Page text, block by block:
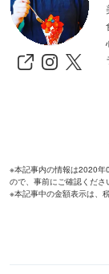
※本記事内の情報は2020年
ので、事前にご確認くださ
※本記事中の金額表示は、